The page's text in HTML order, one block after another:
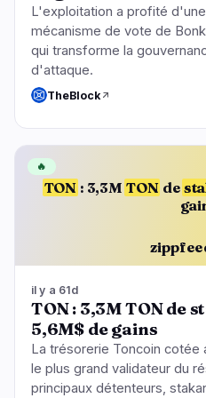
L'exploitation a profité
mécanisme de vote de
qui transforme la
d'attaque.
TheBlock
TON : 3,3M TON de
🔥
il y a 61d
TON : 3,3M TON de
5,6M$ de gains
La trésorerie Toncoin cotée
le plus grand validateur du
principaux détenteurs,